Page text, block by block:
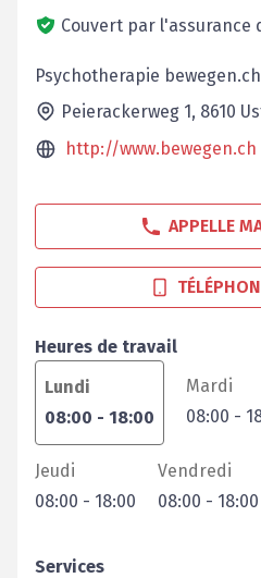
Couvert par l'assurance
Psychotherapie bewegen.ch
Peierackerweg 1, 8610
http://www.bewegen.ch
APPELLE
Heures de travail
Lundi
08:00 - 18:00
Mardi
08:00 -
Jeudi
08:00 - 18:00
Vendredi
08:00 - 18:00
Services